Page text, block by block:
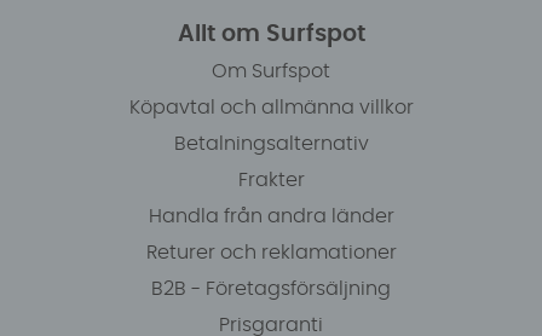
Allt om Surfspot
Om Surfspot
Köpavtal och allmänna villkor
Betalningsalternativ
Frakter
Handla från andra länder
Returer och reklamationer
B2B - Företagsförsäljning
Prisgaranti